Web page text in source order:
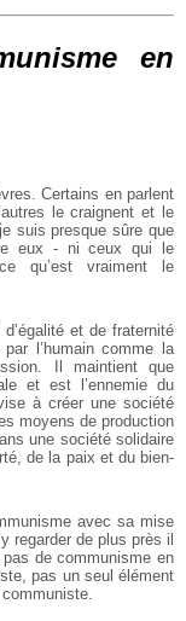
en
Certains en parlent
le craignent et le
suis presque sûre que
eux - ni ceux qui le
qu’est vraiment le
et de fraternité
par l’humain comme la
Il maintient que
et est l’ennemie du
à créer une société
moyens de production
une société solidaire
de la paix et du bien-
avec sa mise
regarder de plus près il
pas de communisme en
pas un seul élément